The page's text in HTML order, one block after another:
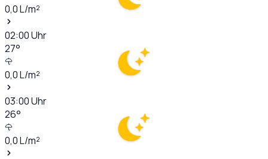
0,0L/m²
02:00Uhr
27°
0,0L/m²
03:00Uhr
26°
0,0L/m²